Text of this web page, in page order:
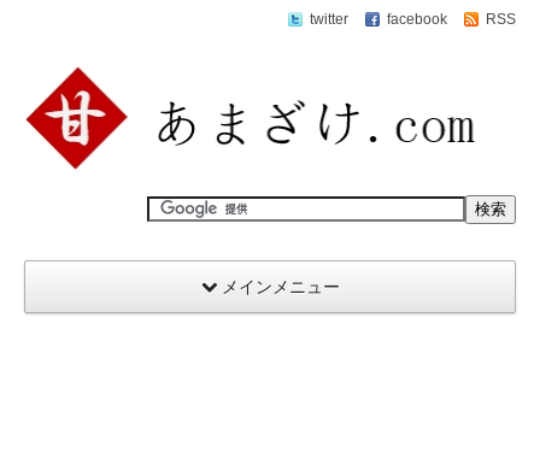
twitter facebook RSS
メインメニュー